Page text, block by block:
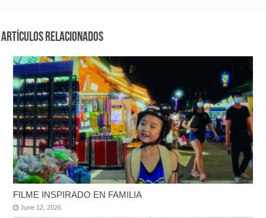
Artículos Relacionados
FILME INSPIRADO EN FAMILIA
June 12, 2026